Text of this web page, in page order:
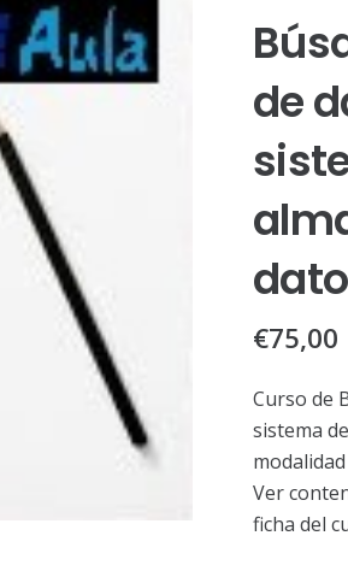
de
€75,00
Curso de
sistema
Ver
ficha del